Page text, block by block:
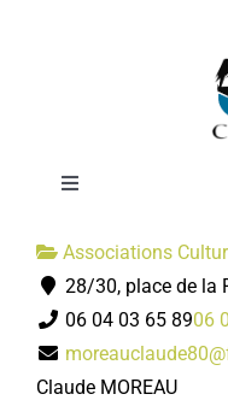
Toggle
Mairie
DÉMARCHES
Associations
28/30, place de la
06 04 03 65 8906
Claude MOREAU